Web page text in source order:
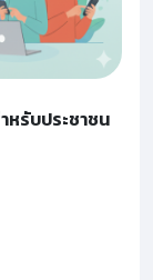
หรับประชาชน